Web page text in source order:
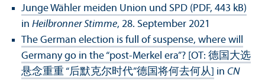
Junge Wähler meiden Union und SPD (PDF, 443 kB)
in Heilbronner Stimme, 28. September 2021
The German election is full of suspense, where will
Germany go in the “post-Merkel era”? [OT: 德国大选
悬念重重 “后默克尔时代”德国将何去何从] in CN